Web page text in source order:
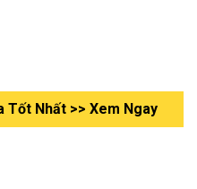
Tốt Nhất >> Xem Ngay